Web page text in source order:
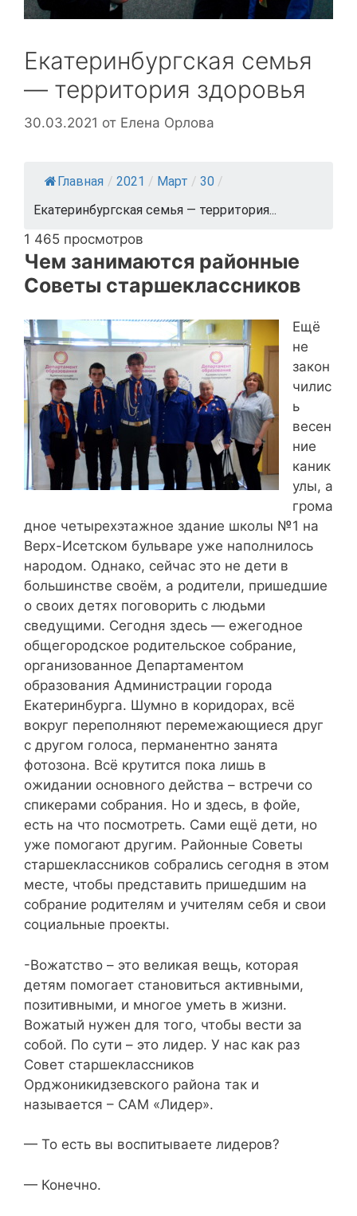
Екатеринбургская семья
— территория здоровья
30.03.2021 от Елена Орлова
Главная / 2021 / Март / 30 /
Екатеринбургская семья — территория...
1 465 просмотров
Чем занимаются районные
Советы старшеклассников
Ещё
не
закон
чилис
ь
весен
ние
каник
улы, а
грома
дное четырехэтажное здание школы №1 на
Верх-Исетском бульваре уже наполнилось
народом. Однако, сейчас это не дети в
большинстве своём, а родители, пришедшие
о своих детях поговорить с людьми
сведущими. Сегодня здесь — ежегодное
общегородское родительское собрание,
организованное Департаментом
образования Администрации города
Екатеринбурга. Шумно в коридорах, всё
вокруг переполняют перемежающиеся друг
с другом голоса, перманентно занята
фотозона. Всё крутится пока лишь в
ожидании основного действа – встречи со
спикерами собрания. Но и здесь, в фойе,
есть на что посмотреть. Сами ещё дети, но
уже помогают другим. Районные Советы
старшеклассников собрались сегодня в этом
месте, чтобы представить пришедшим на
собрание родителям и учителям себя и свои
социальные проекты.
-Вожатство – это великая вещь, которая
детям помогает становиться активными,
позитивными, и многое уметь в жизни.
Вожатый нужен для того, чтобы вести за
собой. По сути – это лидер. У нас как раз
Совет старшеклассников
Орджоникидзевского района так и
называется – САМ «Лидер».
— То есть вы воспитываете лидеров?
— Конечно.